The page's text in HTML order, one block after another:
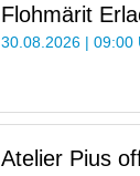
Flohmärit
30.08.2026 | 09:00
Atelier Pius